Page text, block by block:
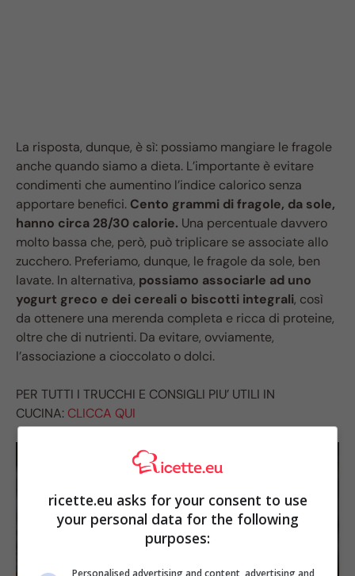
La risposta, dunque, è sì: possiamo mangiare le fragole
anche quando siamo a dieta. L’importante è evitare
condimenti che aumentino l’indice calorico senza
apportare benefici. Cento grammi di fragole, da sole,
hanno circa 28/30 calorie. Una percentuale davvero
molto bassa che, però, può triplicare se associate allo
zucchero. Preferiamo, dunque, le fragole da sole, ben
lavate. In alternativa, possiamo associarle ad uno
yogurt greco e dei cereali o biscotti integrali, così
da ottenere una merenda completa e ricca di proteine,
oltre che di nutrienti. Da evitare, ovviamente,
l’associazione a cioccolato o dolci.
PER TUTTI I TRUCCHI E CONSIGLI PIU’ UTILI IN
CUCINA: CLICCA QUI
ricette.eu asks for your consent to use
your personal data for the following
purposes:
Personalised advertising and content, advertising and